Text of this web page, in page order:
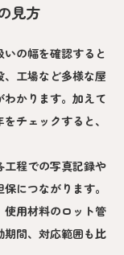
見方
の幅を確認すると
工場など多様な屋
かります。加えて
チェックすると、
工程での写真記録や
につながります。
用材料のロット管
間、対応範囲も比